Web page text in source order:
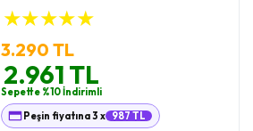
★★★★★
3.290 TL
2.961 TL
Sepette %10 İndirimli
Peşin fiyatına 3 x
987 TL